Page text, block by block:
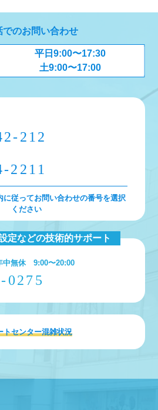
でのお問い合わせ
平日9:00〜17:30
土9:00〜17:00
212
2211
に従ってお問い合わせの番号を選択
ください
定などの技術的サポート
中無休 9:00〜20:00
0275
トセンター混雑状況